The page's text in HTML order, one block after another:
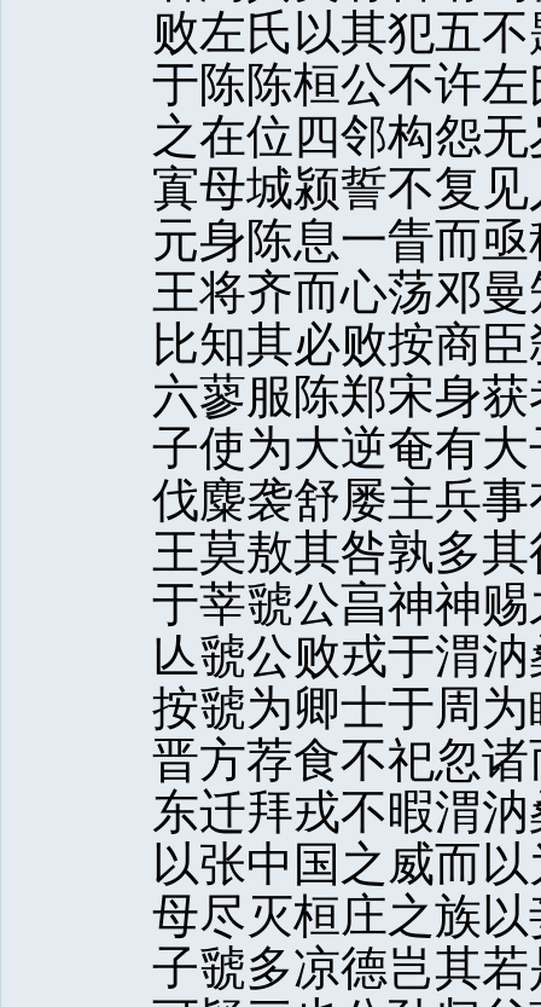
败左氏以其犯五
于陈陈桓公不许
之在位四邻构怨
寘母城颍誓不复
元身陈息一眚而
王将齐而心荡邓
比知其必败按商
六蓼服陈郑宋身
子使为大逆奄有
伐麋袭舒屡主兵
王莫敖其咎孰多
于莘虢公亯神神
亾虢公败戎于渭
按虢为卿士于周
晋方荐食不祀忽
东迁拜戎不暇渭
以张中国之威而
母尽灭桓庄之族
子虢多凉德岂其